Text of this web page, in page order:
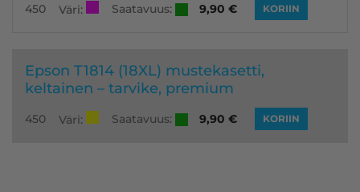
450 Väri: Saatavuus: 9,90 € KORIIN
Epson T1814 (18XL) mustekasetti,
keltainen – tarvike, premium
450 Väri: Saatavuus: 9,90 € KORIIN